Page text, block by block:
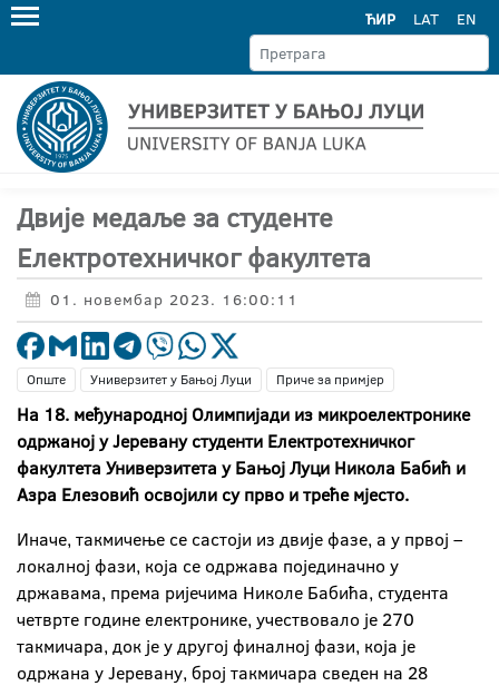
ЋИР LAT EN
Двије медаље за студенте
Електротехничког факултета
01. новембар 2023. 16:00:11
Опште Универзитет у Бањој Луци Приче за примјер
На 18. међународној Олимпијади из микроелектронике
одржаној у Јеревану студенти Електротехничког
факултета Универзитета у Бањој Луци Никола Бабић и
Азра Елезовић освојили су прво и треће мјесто.
Иначе, такмичење се састоји из двије фазе, а у првој –
локалној фази, која се одржава појединачно у
државама, према ријечима Николе Бабића, студента
четврте године електронике, учествовало је 270
такмичара, док је у другој финалној фази, која је
одржана у Јеревану, број такмичара сведен на 28